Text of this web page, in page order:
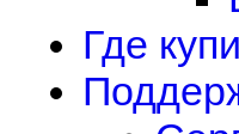
Где